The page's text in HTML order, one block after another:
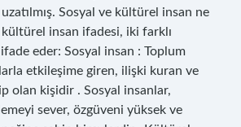
Sosyal ve kültürel insan ne
kültürel insan ifadesi, iki farklı
eder: Sosyal insan : Toplum
etkileşime giren, ilişki kuran ve
olan kişidir . Sosyal insanlar,
sever, özgüveni yüksek ve